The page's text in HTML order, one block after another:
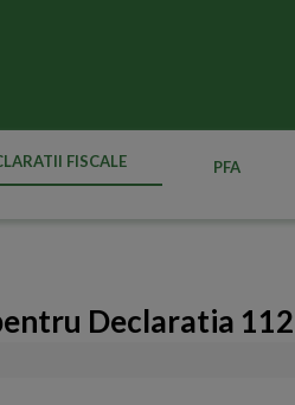
FISCALE PFA
Declaratia